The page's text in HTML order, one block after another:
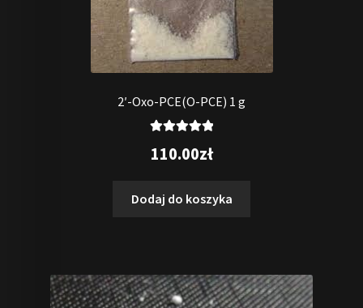
2′-Oxo-PCE(O-PCE) 1 g
5.00na 5
110.00zł
Dodaj do koszyka